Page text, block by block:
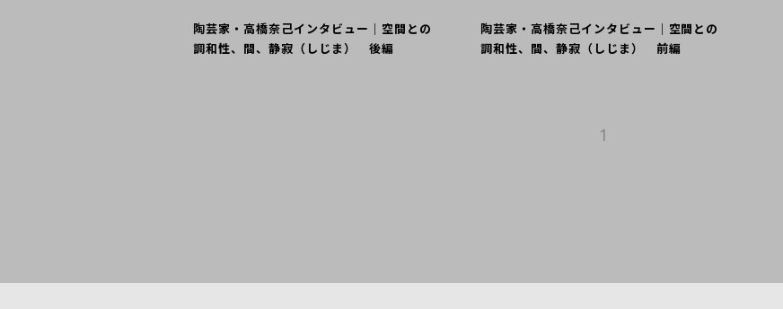
陶芸家・高橋奈己インタビュー｜空間との
調和性、間、静寂（しじま） 後編
陶芸家・高橋奈己インタビュー｜空間との
調和性、間、静寂（しじま） 前編
1